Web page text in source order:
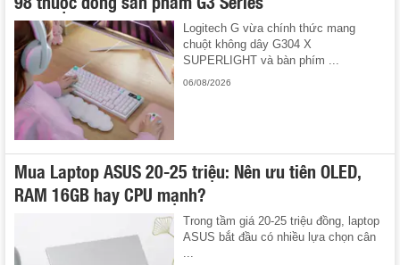
Logitech G vừa chính thức mang
chuột không dây G304 X
SUPERLIGHT và bàn phím ...
06/08/2026
Mua Laptop ASUS 20-25 triệu: Nên ưu tiên OLED,
RAM 16GB hay CPU mạnh?
Trong tầm giá 20-25 triệu đồng, laptop
ASUS bắt đầu có nhiều lựa chọn cân
...